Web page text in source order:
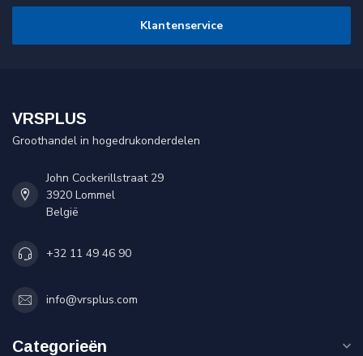
Klantenservice
VRSPLUS
Groothandel in hogedrukonderdelen
John Cockerillstraat 29
3920 Lommel
België
+32 11 49 46 90
info@vrsplus.com
Categorieën